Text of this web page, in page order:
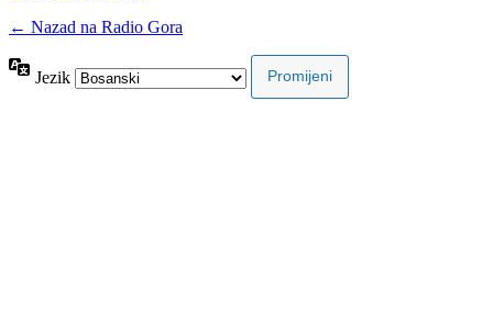
← Nazad na Radio Gora
Jezik